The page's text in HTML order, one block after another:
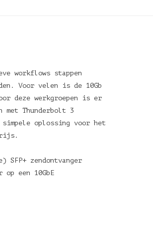
workflows stappen
Voor velen is de 10Gb
deze werkgroepen is er
met Thunderbolt 3
oplossing voor het
prijs.
SFP+ zendontvanger
een 10GbE